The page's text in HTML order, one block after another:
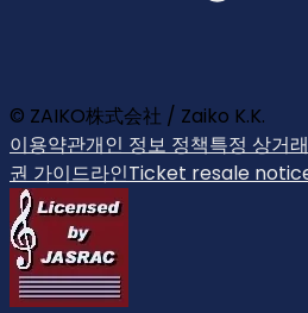
© ZAIKO株式会社 / Zaiko K.K.
이용약관개인 정보 정책특정 상거
권 가이드라인Ticket resale